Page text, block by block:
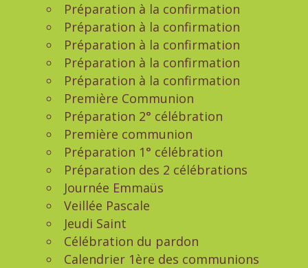
Préparation à la confirmation
Préparation à la confirmation
Préparation à la confirmation
Préparation à la confirmation
Préparation à la confirmation
Première Communion
Préparation 2° célébration
Première communion
Préparation 1° célébration
Préparation des 2 célébrations
Journée Emmaüs
Veillée Pascale
Jeudi Saint
Célébration du pardon
Calendrier 1ère des communions